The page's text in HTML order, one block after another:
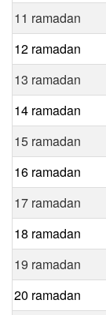
11 ramadan
12 ramadan
13 ramadan
14 ramadan
15 ramadan
16 ramadan
17 ramadan
18 ramadan
19 ramadan
20 ramadan